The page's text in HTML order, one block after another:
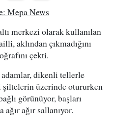
Mepa News
merkezi olarak kullanılan
aklından çıkmadığını
çekti.
adamlar, dikenli tellerle
üzerinde otururken
görünüyor, başları
ağır sallanıyor.